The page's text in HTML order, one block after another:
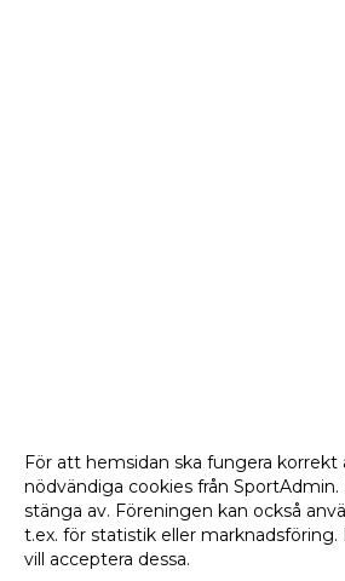
För att hemsidan ska fungera korrekt
nödvändiga cookies från
stänga av. Föreningen kan också
t.ex. för statistik eller marknadsföring.
vill acceptera dessa.